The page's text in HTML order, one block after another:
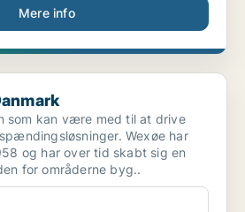
Mere info
som kan være med til at drive
Wexøe har
og har over tid skabt sig en
for områderne byg..